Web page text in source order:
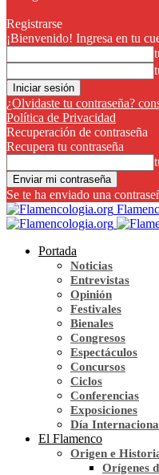
Registrarse
¡Bienvenido! Ingresa en tu
¿Olvidaste tu contraseña?
Política de Privacidad
Recuperación de contraseña
Recupera tu contraseña
Se te ha enviado una
Portada
Noticias
Entrevistas
Opinión
Festivales
Bienales
Congresos
Espectáculos
Concursos
Ciclos
Conferencias
Exposiciones
Día
El Flamenco
Origen e
Orígenes